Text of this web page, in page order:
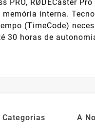
PRO, RØDECaster
interna.
(TimeCode)
30 horas de
Categorias A